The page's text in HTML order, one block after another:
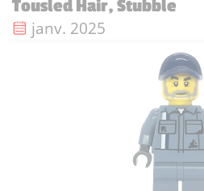
Tousled Hair, Stubble
Date de sortie :
janv. 2025